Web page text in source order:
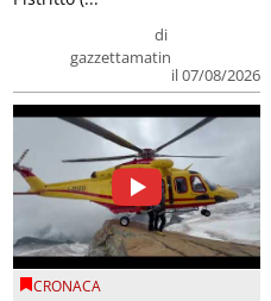
di
gazzettamatin
il 07/08/2026
CRONACA